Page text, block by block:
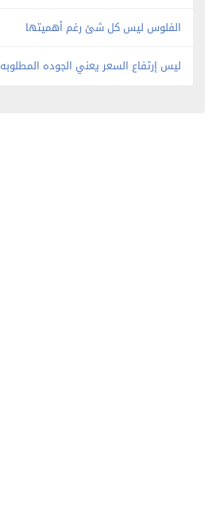
الفلوس ليس كل شئ رغم أهميتها
ليس إرتفاع السعر يعني الجوده المطلوبه